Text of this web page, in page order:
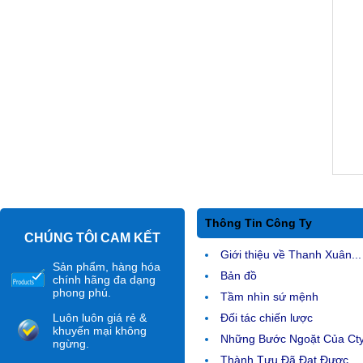
CHÚNG TÔI CAM KẾT
Sản phẩm, hàng hóa
chính hãng đa dạng
phong phú.
Luôn luôn giá rẻ &
khuyến mại không
ngừng.
Thông Tin Công Ty
Giới thiệu về Thanh Xuân...
Bản đồ
Tầm nhìn sứ mệnh
Đối tác chiến lược
Những Bước Ngoặt Của
Thành Tựu Đã Đạt Được